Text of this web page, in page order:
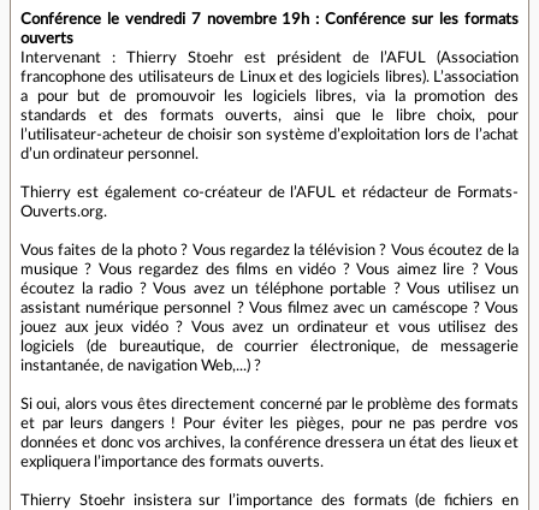
Conférence le vendredi 7 novembre 19h : Conférence sur les formats
ouverts
Intervenant : Thierry Stoehr est président de l’AFUL (Association
francophone des utilisateurs de Linux et des logiciels libres). L’association
a pour but de promouvoir les logiciels libres, via la promotion des
standards et des formats ouverts, ainsi que le libre choix, pour
l’utilisateur-acheteur de choisir son système d’exploitation lors de l’achat
d’un ordinateur personnel.
Thierry est également co-créateur de l’AFUL et rédacteur de Formats-
Ouverts.org.
Vous faites de la photo ? Vous regardez la télévision ? Vous écoutez de la
musique ? Vous regardez des films en vidéo ? Vous aimez lire ? Vous
écoutez la radio ? Vous avez un téléphone portable ? Vous utilisez un
assistant numérique personnel ? Vous filmez avec un caméscope ? Vous
jouez aux jeux vidéo ? Vous avez un ordinateur et vous utilisez des
logiciels (de bureautique, de courrier électronique, de messagerie
instantanée, de navigation Web,...) ?
Si oui, alors vous êtes directement concerné par le problème des formats
et par leurs dangers ! Pour éviter les pièges, pour ne pas perdre vos
données et donc vos archives, la conférence dressera un état des lieux et
expliquera l’importance des formats ouverts.
Thierry Stoehr insistera sur l’importance des formats (de fichiers en